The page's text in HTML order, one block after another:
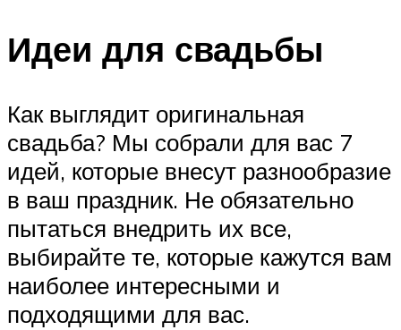
Идеи для свадьбы
Как выглядит оригинальная
свадьба? Мы собрали для вас 7
идей, которые внесут разнообразие
в ваш праздник. Не обязательно
пытаться внедрить их все,
выбирайте те, которые кажутся вам
наиболее интересными и
подходящими для вас.